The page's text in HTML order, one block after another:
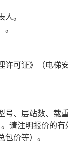
人。
。
许可证》（电梯
号、层站数、载
请注明报价的有
包价等）。